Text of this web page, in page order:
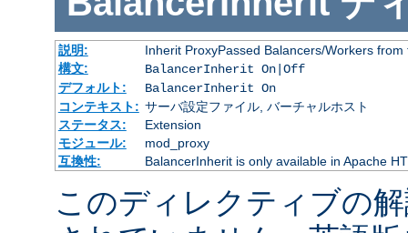
説明:
Inherit ProxyPassed Balancers/Workers
構文:
BalancerInherit On|Off
デフォルト:
BalancerInherit On
コンテキスト: サーバ設定ファイル, バーチャルホスト
ステータス:
Extension
モジュール:
mod_proxy
互換性:
BalancerInherit is only available in Apache
このディレクティブの